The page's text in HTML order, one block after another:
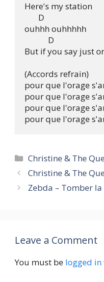
Here's my station
       D
ouhhh ouhhhhh
            D					C
But if you say just
(Accords refrain)
pour que l'orage
pour que l'orage
pour que l'orage
Categories
Christine & The
Christine & The
Zebda – Tomber la
Leave a Comment
You must be logged in